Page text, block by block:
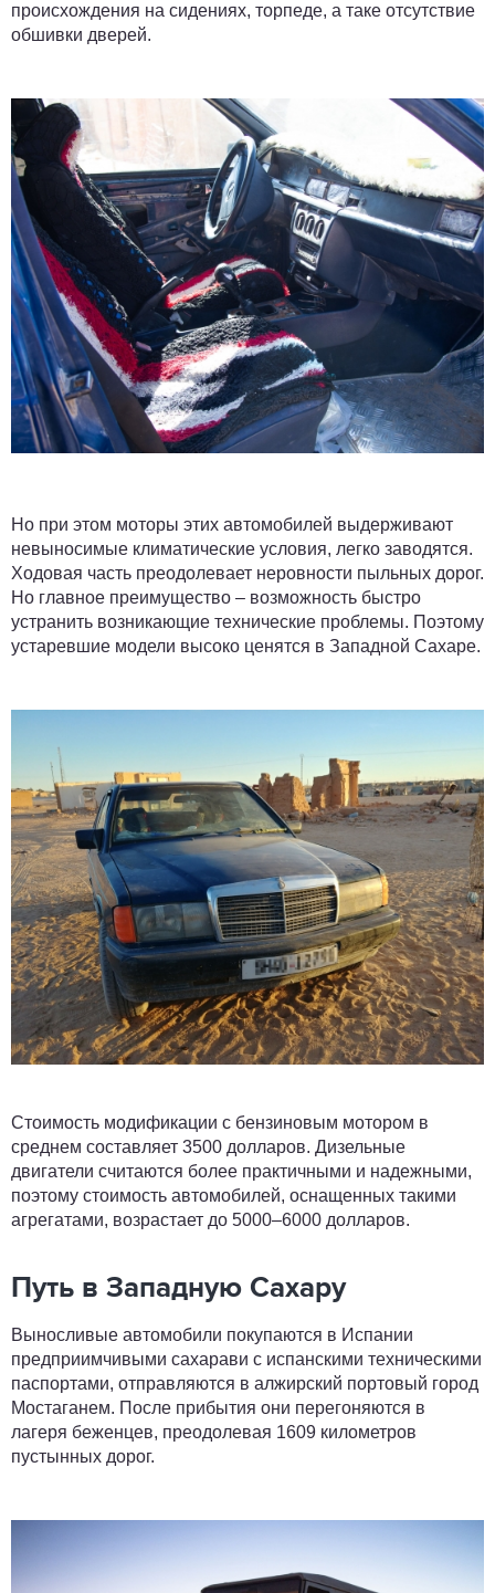
происхождения на сидениях, торпеде, а таке отсутствие
обшивки дверей.
Но при этом моторы этих автомобилей выдерживают
невыносимые климатические условия, легко заводятся.
Ходовая часть преодолевает неровности пыльных дорог.
Но главное преимущество – возможность быстро
устранить возникающие технические проблемы. Поэтому
устаревшие модели высоко ценятся в Западной Сахаре.
Стоимость модификации с бензиновым мотором в
среднем составляет 3500 долларов. Дизельные
двигатели считаются более практичными и надежными,
поэтому стоимость автомобилей, оснащенных такими
агрегатами, возрастает до 5000–6000 долларов.
Путь в Западную Сахару
Выносливые автомобили покупаются в Испании
предприимчивыми сахарави с испанскими техническими
паспортами, отправляются в алжирский портовый город
Мостаганем. После прибытия они перегоняются в
лагеря беженцев, преодолевая 1609 километров
пустынных дорог.